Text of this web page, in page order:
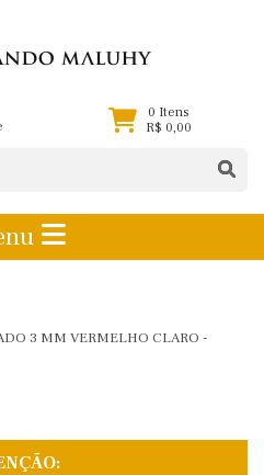
0 Itens
R$ 0,00
3 MM VERMELHO CLARO -